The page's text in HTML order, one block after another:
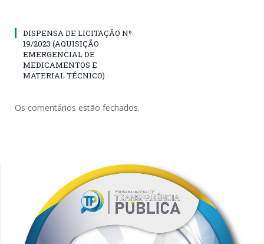
DISPENSA DE LICITAÇÃO Nº
19/2023 (AQUISIÇÃO
EMERGENCIAL DE
MEDICAMENTOS E
MATERIAL TÉCNICO)
Os comentários estão fechados.